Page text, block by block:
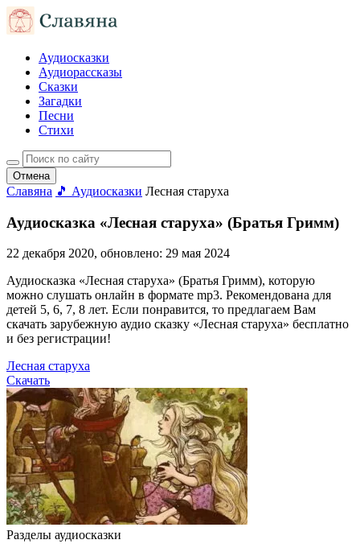
Аудиосказки
Аудиорассказы
Сказки
Загадки
Песни
Стихи
Отмена
Славяна 🎵 Аудиосказки Лесная старуха
Аудиосказка «Лесная старуха» (Братья Гримм)
22 декабря 2020, обновлено: 29 мая 2024
Аудиосказка «Лесная старуха» (Братья Гримм), которую
можно слушать онлайн в формате mp3. Рекомендована для
детей 5, 6, 7, 8 лет. Если понравится, то предлагаем Вам
скачать зарубежную аудио сказку «Лесная старуха» бесплатно
и без регистрации!
Лесная старуха
Скачать
Разделы аудиосказки